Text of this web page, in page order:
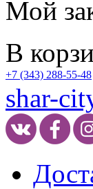
Мой
В
+7 (343) 288-55-48
shar-